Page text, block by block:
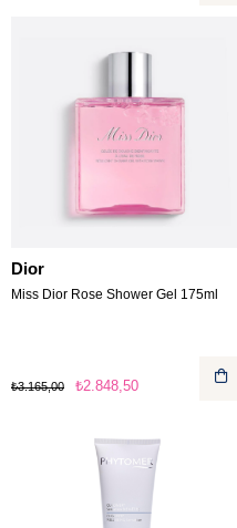
Dior
Miss Dior Rose Shower Gel 175ml
₺2.848,50
₺3.165,00